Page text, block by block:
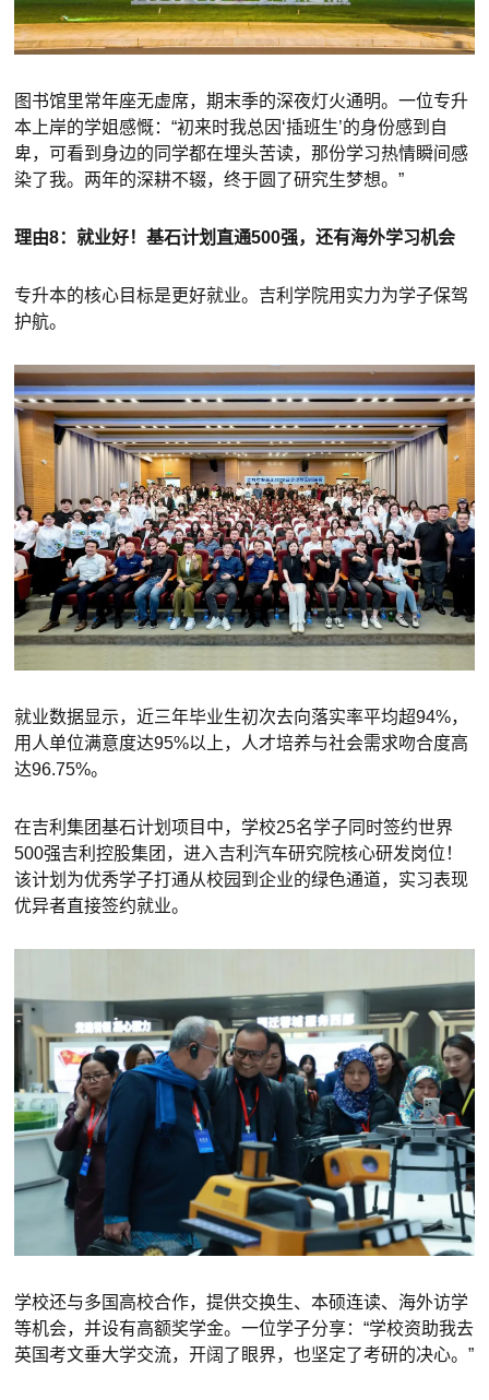
图书馆里常年座无虚席，期末季的深夜灯火通明。一位专升
本上岸的学姐感慨：“初来时我总因‘插班生’的身份感到自
卑，可看到身边的同学都在埋头苦读，那份学习热情瞬间感
染了我。两年的深耕不辍，终于圆了研究生梦想。”
理由8：就业好！基石计划直通500强，还有海外学习机会
专升本的核心目标是更好就业。吉利学院用实力为学子保驾
护航。
就业数据显示，近三年毕业生初次去向落实率平均超94%，
用人单位满意度达95%以上，人才培养与社会需求吻合度高
达96.75%。
在吉利集团基石计划项目中，学校25名学子同时签约世界
500强吉利控股集团，进入吉利汽车研究院核心研发岗位！
该计划为优秀学子打通从校园到企业的绿色通道，实习表现
优异者直接签约就业。
学校还与多国高校合作，提供交换生、本硕连读、海外访学
等机会，并设有高额奖学金。一位学子分享：“学校资助我去
英国考文垂大学交流，开阔了眼界，也坚定了考研的决心。”